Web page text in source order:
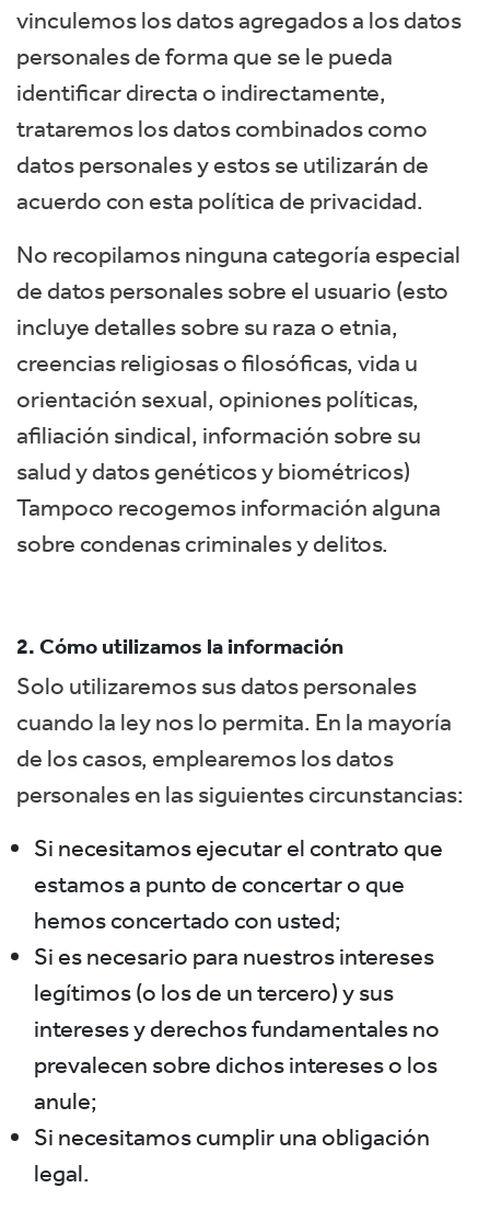
vinculemos los datos agregados a los datos
personales de forma que se le pueda
identificar directa o indirectamente,
trataremos los datos combinados como
datos personales y estos se utilizarán de
acuerdo con esta política de privacidad.
No recopilamos ninguna categoría especial
de datos personales sobre el usuario (esto
incluye detalles sobre su raza o etnia,
creencias religiosas o filosóficas, vida u
orientación sexual, opiniones políticas,
afiliación sindical, información sobre su
salud y datos genéticos y biométricos)
Tampoco recogemos información alguna
sobre condenas criminales y delitos.
2. Cómo utilizamos la información
Solo utilizaremos sus datos personales
cuando la ley nos lo permita. En la mayoría
de los casos, emplearemos los datos
personales en las siguientes circunstancias:
Si necesitamos ejecutar el contrato que
estamos a punto de concertar o que
hemos concertado con usted;
Si es necesario para nuestros intereses
legítimos (o los de un tercero) y sus
intereses y derechos fundamentales no
prevalecen sobre dichos intereses o los
anule;
Si necesitamos cumplir una obligación
legal.